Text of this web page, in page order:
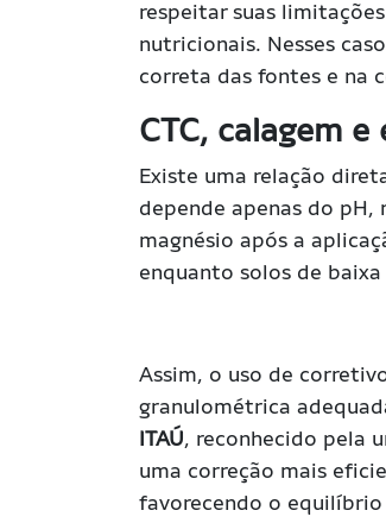
respeitar suas
nutricionais. Nesses
correta das fontes e na
CTC, calagem
Existe uma relação
depende apenas do
magnésio após a
enquanto solos de
Assim, o uso de
granulométrica
ITAÚ, reconhecido pela
uma correção mais
favorecendo o